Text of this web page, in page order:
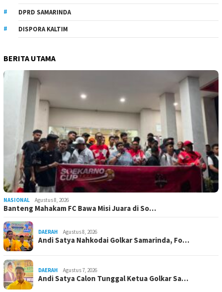
DPRD SAMARINDA
DISPORA KALTIM
BERITA UTAMA
NASIONAL Agustus 8, 2026
Banteng Mahakam FC Bawa Misi Juara di So…
DAERAH Agustus 8, 2026
Andi Satya Nahkodai Golkar Samarinda, Fo…
DAERAH Agustus 7, 2026
Andi Satya Calon Tunggal Ketua Golkar Sa…